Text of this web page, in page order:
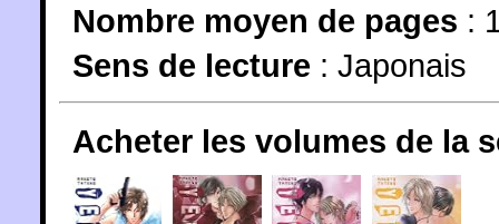
Nombre moyen de pages :
Sens de lecture : Japonais
Acheter les volumes de la